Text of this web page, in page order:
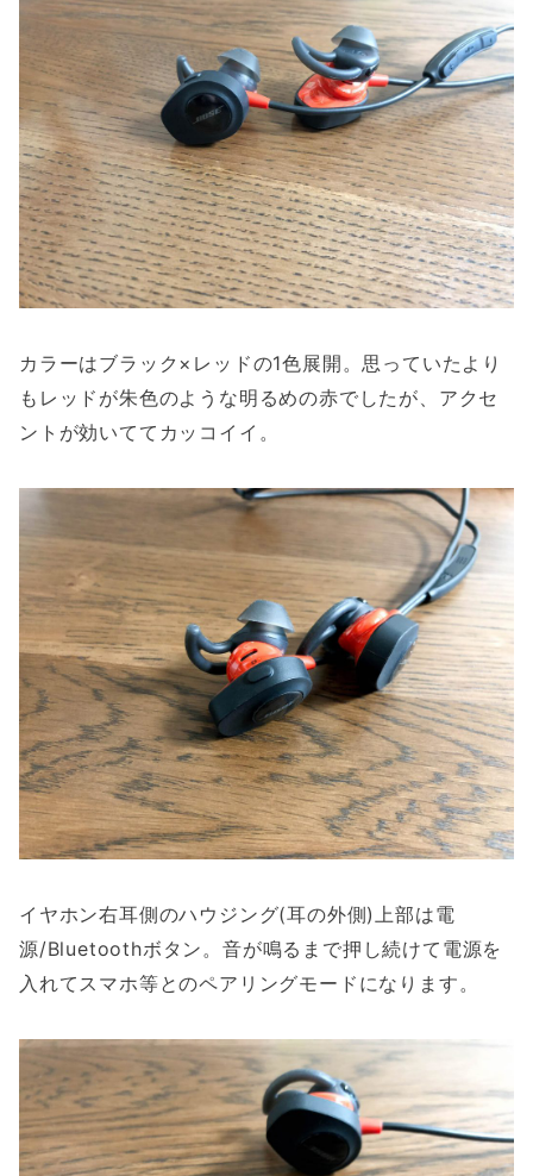
カラーはブラック×レッドの1色展開。思っていたより
もレッドが朱色のような明るめの赤でしたが、アクセ
ントが効いててカッコイイ。
イヤホン右耳側のハウジング(耳の外側)上部は電
源/Bluetoothボタン。音が鳴るまで押し続けて電源を
入れてスマホ等とのペアリングモードになります。